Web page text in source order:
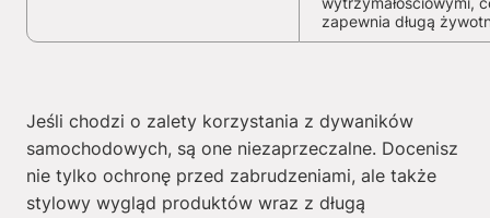
zapewnia długą
Jeśli chodzi o zalety korzystania z dywaników
samochodowych, są one niezaprzeczalne. Docenisz
nie tylko ochronę przed zabrudzeniami, ale także
stylowy wygląd produktów wraz z długą